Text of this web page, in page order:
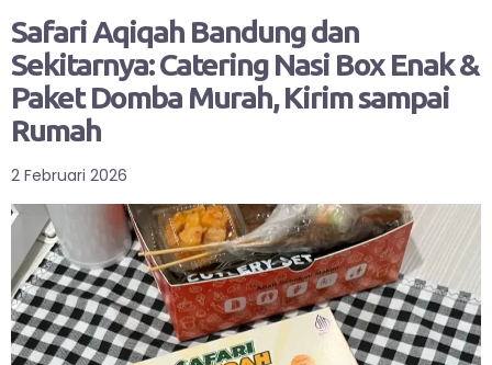
Safari Aqiqah Bandung dan
Sekitarnya: Catering Nasi Box Enak &
Paket Domba Murah, Kirim sampai
Rumah
2 Februari 2026